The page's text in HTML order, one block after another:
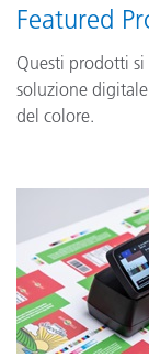
Featured
Questi prodotti
soluzione
del colore.